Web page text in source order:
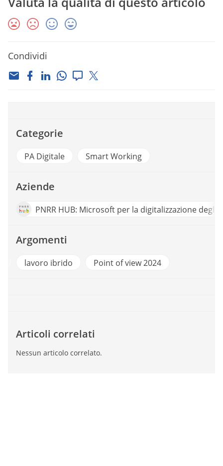
Condividi
Categorie
PA Digitale Smart Working
Aziende
PNRR HUB: Microsoft per la digitalizzazione degli
Argomenti
Agile lavoro ibrido Point of view 2024
Articoli correlati
Nessun articolo correlato.